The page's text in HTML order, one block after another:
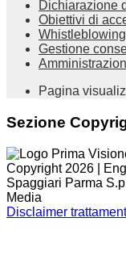
Dichiarazione
Obiettivi di
Whistleblowing
Gestione
Pagina
Sezione
Copyright 2026 |
Spaggiari Parma
Media
Disclaimer